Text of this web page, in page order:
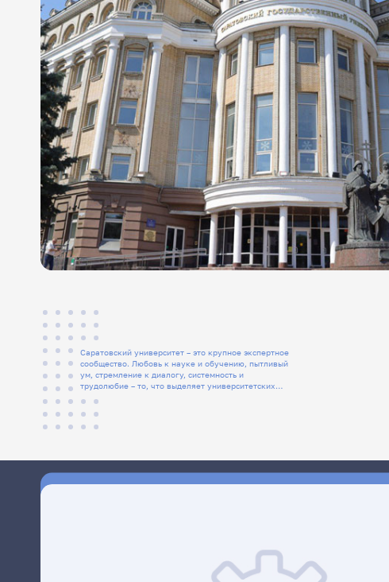
Саратовский университет – это крупное экспертное
сообщество. Любовь к науке и обучению, пытливый
ум, стремление к диалогу, системность и
трудолюбие – то, что выделяет университетских